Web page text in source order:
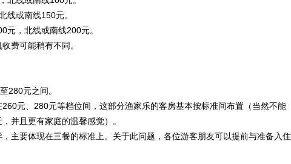
或南线150元。
，北线或南线200元。
费可能稍有不同。
280元之间。
元、280元等档位间，这部分渔家乐的客房基本按标准间布置（当然不能
并且更有家庭的温馨感觉）。
主要体现在三餐的标准上。关于此问题，各位游客朋友可以提前与准备入住